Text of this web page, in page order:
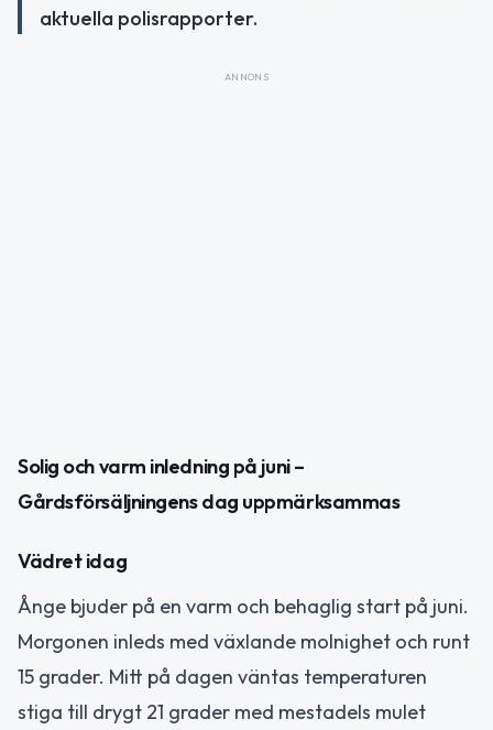
aktuella polisrapporter.
ANNONS
Solig och varm inledning på juni –
Gårdsförsäljningens dag uppmärksammas
Vädret idag
Ånge bjuder på en varm och behaglig start på juni.
Morgonen inleds med växlande molnighet och runt
15 grader. Mitt på dagen väntas temperaturen
stiga till drygt 21 grader med mestadels mulet